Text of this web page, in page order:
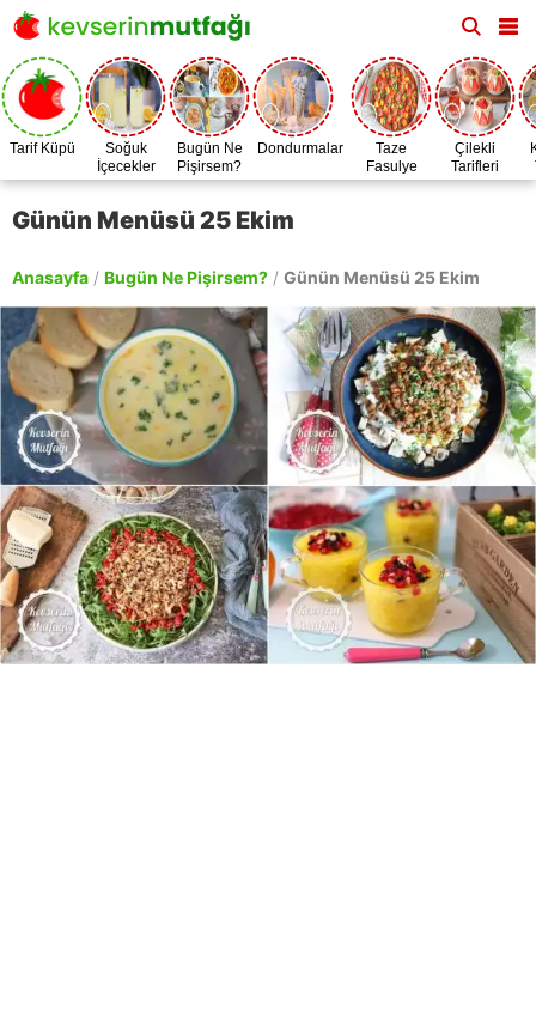
Tarif Küpü
Soğuk
İçecekler
Bugün Ne
Pişirsem?
Dondurmalar
Taze
Fasulye
Zamanı
Çilekli
Tarifleri
Günün Menüsü 25 Ekim
Anasayfa / Bugün Ne Pişirsem? / Günün Menüsü 25 Ekim